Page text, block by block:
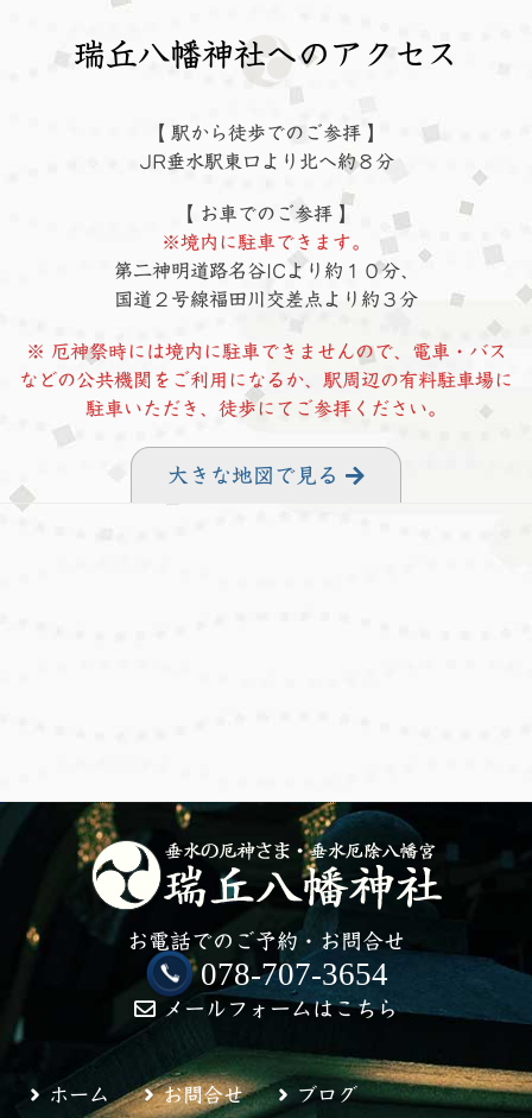
瑞丘八幡神社へのアクセス
【 駅から徒歩でのご参拝 】
JR垂水駅東口より北へ約８分
【 お車でのご参拝 】
※境内に駐車できます。
第二神明道路名谷ICより約１０分、
国道２号線福田川交差点より約３分
※ 厄神祭時には境内に駐車できませんので、電車・バス
などの公共機関をご利用になるか、駅周辺の有料駐車場に
駐車いただき、徒歩にてご参拝ください。
大きな地図で見る
お電話でのご予約・お問合せ
078-707-3654
メールフォームはこちら
ホーム お問合せ ブログ